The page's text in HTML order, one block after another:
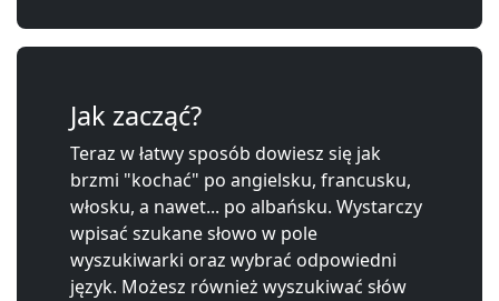
Jak zacząć?
Teraz w łatwy sposób dowiesz się jak
brzmi "kochać" po angielsku, francusku,
włosku, a nawet... po albańsku. Wystarczy
wpisać szukane słowo w pole
wyszukiwarki oraz wybrać odpowiedni
język. Możesz również wyszukiwać słów